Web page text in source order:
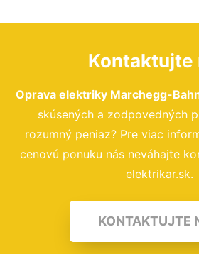
Kontaktujte
Oprava elektriky Marchegg-
skúsených a zodpovedných
rozumný peniaz? Pre viac
cenovú ponuku nás neváhajte
elektrikar.sk.
KONTAKTUJTE